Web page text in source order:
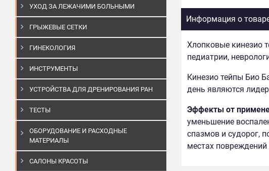
УХОД ЗА ЛЕЖАЧИМИ БОЛЬНЫМИ
ГРЫЖЕВЫЕ СЕТКИ
ГИНЕКОЛОГИЯ
ИНСТРУМЕНТЫ
УСТРОЙСТВА ДЛЯ ДРЕНИРОВАНИЯ РАН
ТЕСТЫ
ОБОРУДОВАНИЕ И РАСХОДНЫЕ
МАТЕРИАЛЫ
САЛОНЫ КРАСОТЫ
Информация о
Хлопковые кинезио
педиатрии,
Кинезио тейпы Био
день являются
Эффекты от
уменьшение
спазмов и судорог,
местах